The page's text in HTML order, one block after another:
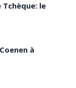
Tchèque: le
à